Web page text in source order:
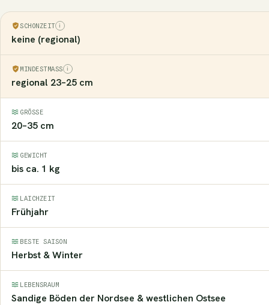
SCHONZEIT
keine (regional)
MINDESTMASS
regional 23–25 cm
GRÖSSE
20–35 cm
GEWICHT
bis ca. 1 kg
LAICHZEIT
Frühjahr
BESTE SAISON
Herbst & Winter
LEBENSRAUM
Sandige Böden der Nordsee & westlichen Ostsee